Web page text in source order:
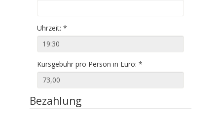
Uhrzeit: *
Kursgebühr pro Person in Euro: *
Bezahlung